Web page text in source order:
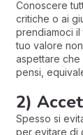
Conoscere
critiche o ai
prendiamoci
tuo valore
aspettare che
pensi,
2)
Spesso si
per evitare di